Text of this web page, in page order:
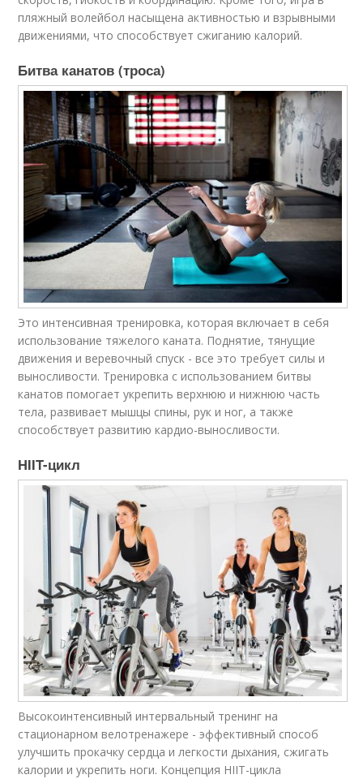
пляжный волейбол насыщена активностью и взрывными
движениями, что способствует сжиганию калорий.
Битва канатов (троса)
Это интенсивная тренировка, которая включает в себя
использование тяжелого каната. Поднятие, тянущие
движения и веревочный спуск - все это требует силы и
выносливости. Тренировка с использованием битвы
канатов помогает укрепить верхнюю и нижнюю часть
тела, развивает мышцы спины, рук и ног, а также
способствует развитию кардио-выносливости.
HIIT-цикл
Высокоинтенсивный интервальный тренинг на
стационарном велотренажере - эффективный способ
улучшить прокачку сердца и легкости дыхания, сжигать
калории и укрепить ноги. Концепция HIIT-цикла